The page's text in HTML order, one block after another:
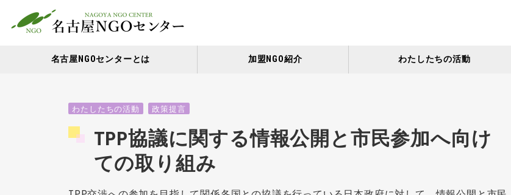
名古屋NGOセンターとは 加盟NGO紹介 わたしたちの活動
わたしたちの活動 政策提言
TPP協議に関する情報公開と市民参加へ向け
ての取り組み